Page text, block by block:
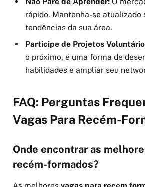
rápido. Mantenha-se atualizado
tendências da sua área.
Participe de Projetos
o próximo, é uma forma de
habilidades e ampliar seu
FAQ: Perguntas
Vagas Para Recém-
Onde encontrar as
recém-formados?